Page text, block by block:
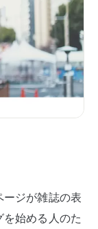
ジが雑誌の表
始める人のた